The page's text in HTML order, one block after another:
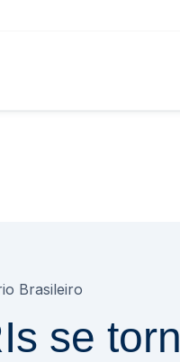
Brasileiro
se